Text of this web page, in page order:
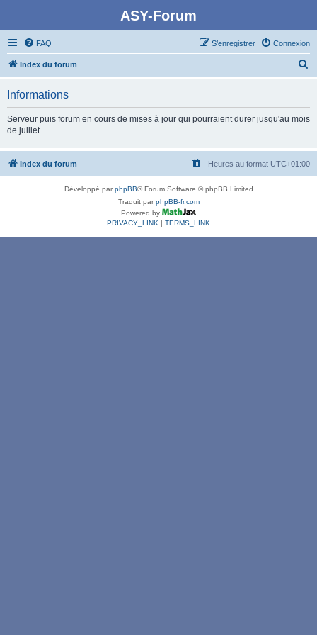
ASY-Forum
FAQ Connexion
S’enregistrer
Index du forum
c
Informations
Serveur puis forum en cours de mises à jour qui pourraient durer jusqu'au mois
de juillet.
Index du forum Heures au format UTC+01:00
Développé parphpBB® Forum Software © phpBB Limited
Traduit parphpBB-fr.com
Powered by
PRIVACY_LINK | TERMS_LINK